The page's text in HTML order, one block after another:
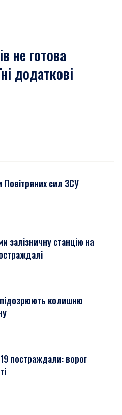
не готова
додаткові
Повітряних сил ЗСУ
залізничну станцію на
колишню
постраждали: ворог